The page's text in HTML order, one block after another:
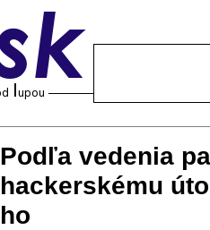
Podľa vedenia
hackerskému
ho